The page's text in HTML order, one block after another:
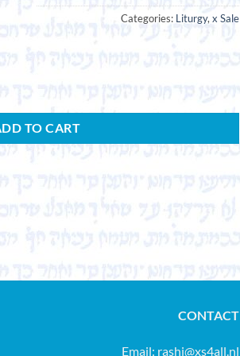
Categories: Liturgy, x Sale
TO CART
CONTACT
Email: rashi@xs4all.nl